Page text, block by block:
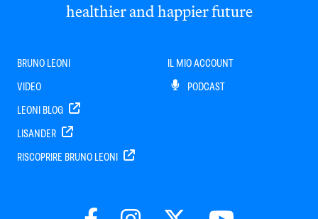
healthier and happier future
BRUNO LEONI
VIDEO
LEONI BLOG
LISANDER
RISCOPRIRE BRUNO LEONI
IL MIO ACCOUNT
PODCAST